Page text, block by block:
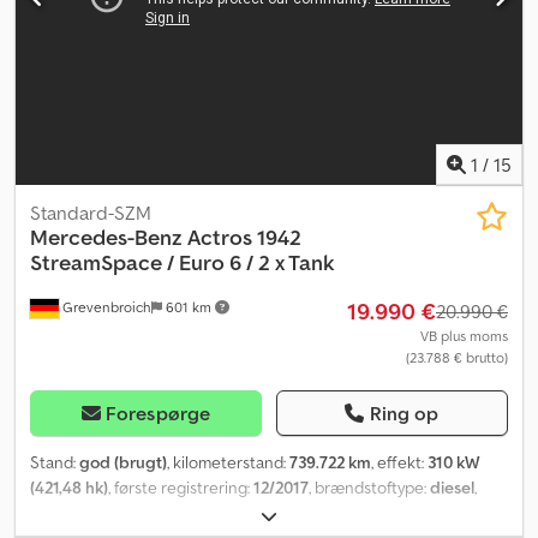
bulgarsk.
1 / 15
Grevenbroich 601 km
Standard-SZM
Mercedes-Benz Actros 1942
StreamSpace / Euro 6 / 2 x Tank
19.990 €20.990 €
VB plus moms
(23.788 € brutto)
Forespørge Ring op
Stand:god (brugt), kilometerstand:739.722 km, effekt: 310 kW
(421,48 hk), første registrering:12/2017, brændstoftype:diesel,
, brændstof: